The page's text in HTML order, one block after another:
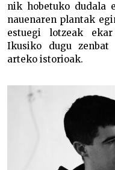
nik hobetuko dudala
nauenaren plantak
estuegi lotzeak
Ikusiko dugu
arteko istorioak.